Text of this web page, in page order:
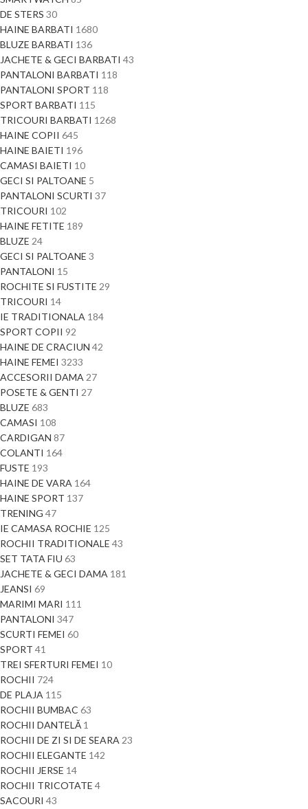
DE STERS 30
HAINE BARBATI 1680
BLUZE BARBATI 136
JACHETE & GECI BARBATI 43
PANTALONI BARBATI 118
PANTALONI SPORT 118
SPORT BARBATI 115
TRICOURI BARBATI 1268
HAINE COPII 645
HAINE BAIETI 196
CAMASI BAIETI 10
GECI SI PALTOANE 5
PANTALONI SCURTI 37
TRICOURI 102
HAINE FETITE 189
BLUZE 24
GECI SI PALTOANE 3
PANTALONI 15
ROCHITE SI FUSTITE 29
TRICOURI 14
IE TRADITIONALA 184
SPORT COPII 92
HAINE DE CRACIUN 42
HAINE FEMEI 3233
ACCESORII DAMA27
POSETE & GENTI 27
BLUZE 683
CAMASI 108
CARDIGAN 87
COLANTI 164
FUSTE 193
HAINE DE VARA 164
HAINE SPORT 137
TRENING 47
IE CAMASA ROCHIE 125
ROCHII TRADITIONALE 43
SET TATA FIU 63
JACHETE & GECI DAMA 181
JEANSI 69
MARIMI MARI 111
PANTALONI 347
SCURTI FEMEI 60
SPORT 41
TREI SFERTURI FEMEI 10
ROCHII 724
DE PLAJA 115
ROCHII BUMBAC 63
ROCHII DANTELĂ 1
ROCHII DE ZI SI DE SEARA23
ROCHII ELEGANTE 142
ROCHII JERSE 14
ROCHII TRICOTATE 4
SACOURI 43